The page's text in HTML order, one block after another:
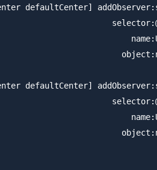
defaultCenter]
defaultCenter]